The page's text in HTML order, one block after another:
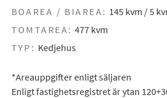
BOAREA / BIAREA: 145 kvm / 5
TOMTAREA: 477 kvm
TYP: Kedjehus
*Areauppgifter enligt säljaren
Enligt fastighetsregistret är ytan